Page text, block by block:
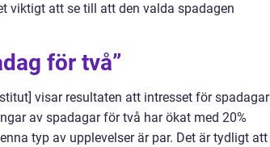
viktigt att se till att den valda spadagen
för två”
visar resultaten att intresset för spadagar
av spadagar för två har ökat med 20%
typ av upplevelser är par. Det är tydligt att